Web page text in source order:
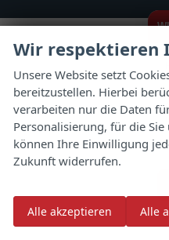
Wir respektieren
Unsere Website setzt
bereitzustellen. Hierbei
verarbeiten nur die Daten
Personalisierung, für die
können Ihre Einwilligung
Zukunft widerrufen.
Alle akzeptieren Alle